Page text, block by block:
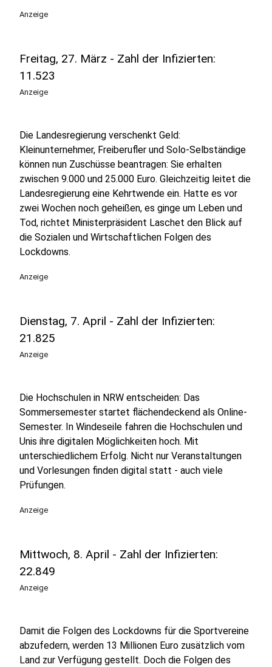
Anzeige
Freitag, 27. März - Zahl der Infizierten:
11.523
Anzeige
Die Landesregierung verschenkt Geld:
Kleinunternehmer, Freiberufler und Solo-Selbständige
können nun Zuschüsse beantragen: Sie erhalten
zwischen 9.000 und 25.000 Euro. Gleichzeitig leitet die
Landesregierung eine Kehrtwende ein. Hatte es vor
zwei Wochen noch geheißen, es ginge um Leben und
Tod, richtet Ministerpräsident Laschet den Blick auf
die Sozialen und Wirtschaftlichen Folgen des
Lockdowns.
Anzeige
Dienstag, 7. April - Zahl der Infizierten:
21.825
Anzeige
Die Hochschulen in NRW entscheiden: Das
Sommersemester startet flächendeckend als Online-
Semester. In Windeseile fahren die Hochschulen und
Unis ihre digitalen Möglichkeiten hoch. Mit
unterschiedlichem Erfolg. Nicht nur Veranstaltungen
und Vorlesungen finden digital statt - auch viele
Prüfungen.
Anzeige
Mittwoch, 8. April - Zahl der Infizierten:
22.849
Anzeige
Damit die Folgen des Lockdowns für die Sportvereine
abzufedern, werden 13 Millionen Euro zusätzlich vom
Land zur Verfügung gestellt. Doch die Folgen des